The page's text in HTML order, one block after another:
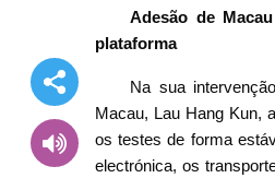
Adesão de
plataforma
Na sua
Macau, Lau Hang Kun,
os testes de forma
electrónica, os